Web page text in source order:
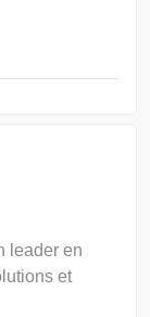
leader en
et